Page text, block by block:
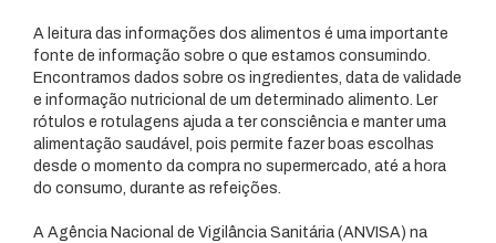
A leitura das informações dos alimentos é uma importante
fonte de informação sobre o que estamos consumindo.
Encontramos dados sobre os ingredientes, data de validade
e informação nutricional de um determinado alimento. Ler
rótulos e rotulagens ajuda a ter consciência e manter uma
alimentação saudável, pois permite fazer boas escolhas
desde o momento da compra no supermercado, até a hora
do consumo, durante as refeições.
A Agência Nacional de Vigilância Sanitária (ANVISA) na